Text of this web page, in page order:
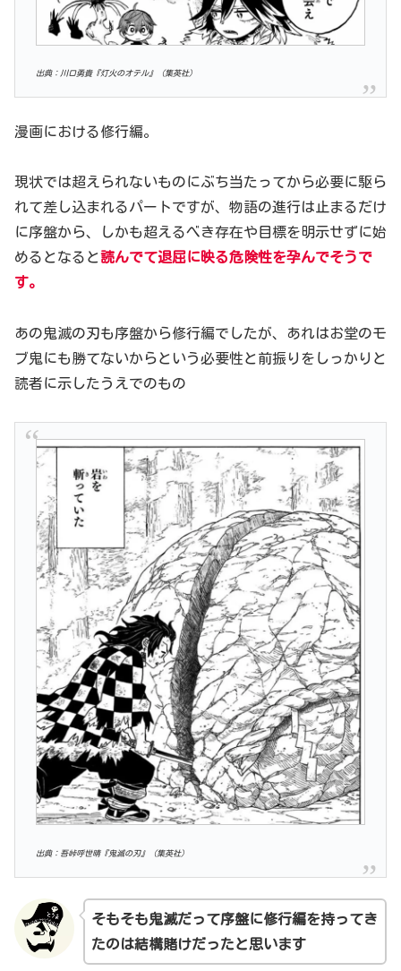
出典：川口勇貴『灯火のオテル』（集英社）
漫画における修行編。
現状では超えられないものにぶち当たってから必要に駆ら
れて差し込まれるパートですが、物語の進行は止まるだけ
に序盤から、しかも超えるべき存在や目標を明示せずに始
めるとなると読んでて退屈に映る危険性を孕んでそうで
す。
あの鬼滅の刃も序盤から修行編でしたが、あれはお堂のモ
ブ鬼にも勝てないからという必要性と前振りをしっかりと
読者に示したうえでのもの
出典：吾峠呼世晴『鬼滅の刃』（集英社)
そもそも鬼滅だって序盤に修行編を持ってき
たのは結構賭けだったと思います